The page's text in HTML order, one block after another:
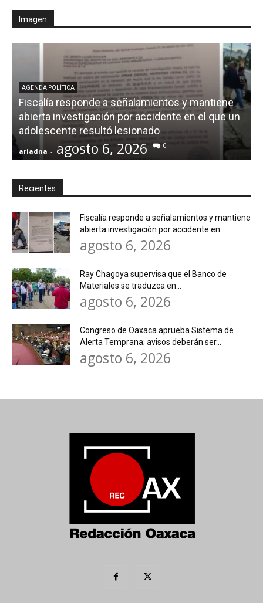
Imagen
AGENDA POLÍTICA
Fiscalía responde a señalamientos y mantiene
abierta investigación por accidente en el que un
adolescente resultó lesionado
ariadna - agosto 6, 2026 0
Recientes
Fiscalía responde a señalamientos y mantiene
abierta investigación por accidente en...
agosto 6, 2026
Ray Chagoya supervisa que el Banco de
Materiales se traduzca en...
agosto 6, 2026
Congreso de Oaxaca aprueba Sistema de
Alerta Temprana; avisos deberán ser...
agosto 6, 2026